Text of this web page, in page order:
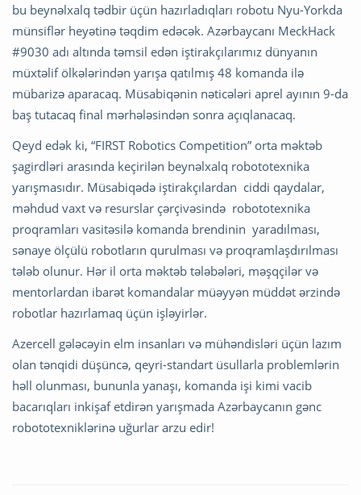
bu beynəlxalq tədbir üçün hazırladıqları robotu Nyu-Yorkda
münsiflər heyətinə təqdim edəcək. Azərbaycanı MeckHack
#9030 adı altında təmsil edən iştirakçılarımız dünyanın
müxtəlif ölkələrindən yarışa qatılmış 48 komanda ilə
mübarizə aparacaq. Müsabiqənin nəticələri aprel ayının 9-da
baş tutacaq final mərhələsindən sonra açıqlanacaq.
Qeyd edək ki, “FIRST Robotics Competition” orta məktəb
şagirdləri arasında keçirilən beynəlxalq robototexnika
yarışmasıdır. Müsabiqədə iştirakçılardan ciddi qaydalar,
məhdud vaxt və resurslar çərçivəsində robototexnika
proqramları vasitəsilə komanda brendinin yaradılması,
sənaye ölçülü robotların qurulması və proqramlaşdırılması
tələb olunur. Hər il orta məktəb tələbələri, məşqçilər və
mentorlardan ibarət komandalar müəyyən müddət ərzində
robotlar hazırlamaq üçün işləyirlər.
Azercell gələcəyin elm insanları və mühəndisləri üçün lazım
olan tənqidi düşüncə, qeyri-standart üsullarla problemlərin
həll olunması, bununla yanaşı, komanda işi kimi vacib
bacarıqları inkişaf etdirən yarışmada Azərbaycanın gənc
robototexniklərinə uğurlar arzu edir!